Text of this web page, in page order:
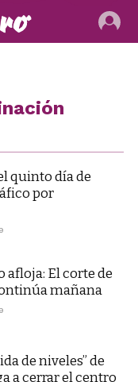
quinto día de
por
El corte de
mañana
de niveles” de
a cerrar el centro